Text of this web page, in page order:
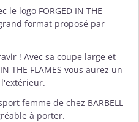
le logo FORGED IN THE
format proposé par
! Avec sa coupe large et
THE FLAMES vous aurez un
femme de chez BARBELL
à porter.